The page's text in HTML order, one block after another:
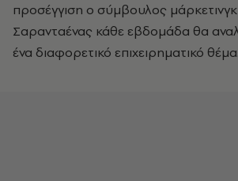
προσέγγιση ο σύμβουλος
Σαρανταένας κάθε εβδομάδα θα
ένα διαφορετικό επιχειρηματικό θέμα.